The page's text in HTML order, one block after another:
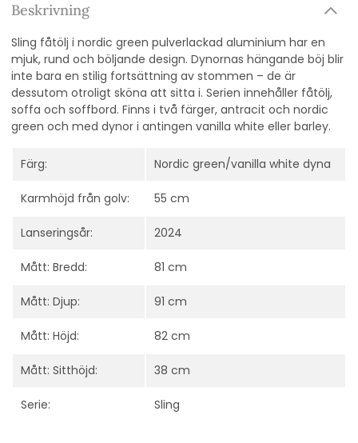
Beskrivning
Sling fåtölj i nordic green pulverlackad aluminium har en
mjuk, rund och böljande design. Dynornas hängande böj blir
inte bara en stilig fortsättning av stommen – de är
dessutom otroligt sköna att sitta i. Serien innehåller fåtölj,
soffa och soffbord. Finns i två färger, antracit och nordic
green och med dynor i antingen vanilla white eller barley.
Färg: Nordic green/vanilla white dyna
Karmhöjd från golv: 55 cm
Lanseringsår: 2024
Mått: Bredd: 81 cm
Mått: Djup: 91 cm
Mått: Höjd: 82 cm
Mått: Sitthöjd: 38 cm
Serie: Sling